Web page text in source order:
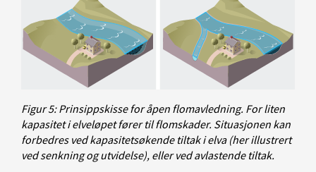
Figur 5: Prinsippskisse for åpen flomavledning. For liten
kapasitet i elveløpet fører til flomskader. Situasjonen kan
forbedres ved kapasitetsøkende tiltak i elva (her illustrert
ved senkning og utvidelse), eller ved avlastende tiltak.